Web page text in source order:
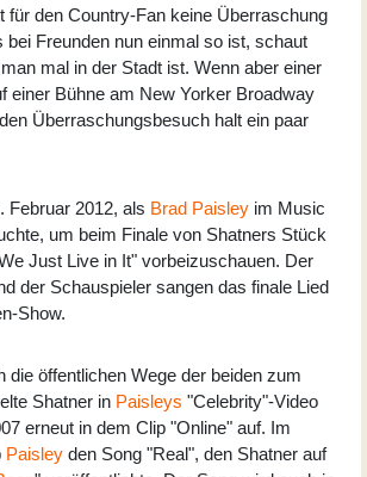
für den Country-Fan keine Überraschung
bei Freunden nun einmal so ist, schaut
mal in der Stadt ist. Wenn aber einer
einer Bühne am New Yorker Broadway
Überraschungsbesuch halt ein paar
Februar 2012, als Brad Paisley im Music
um beim Finale von Shatners Stück
Just Live in It" vorbeizuschauen. Der
der Schauspieler sangen das finale Lied
Show.
die öffentlichen Wege der beiden zum
Shatner in Paisleys "Celebrity"-Video
erneut in dem Clip "Online" auf. Im
Paisley den Song "Real", den Shatner auf